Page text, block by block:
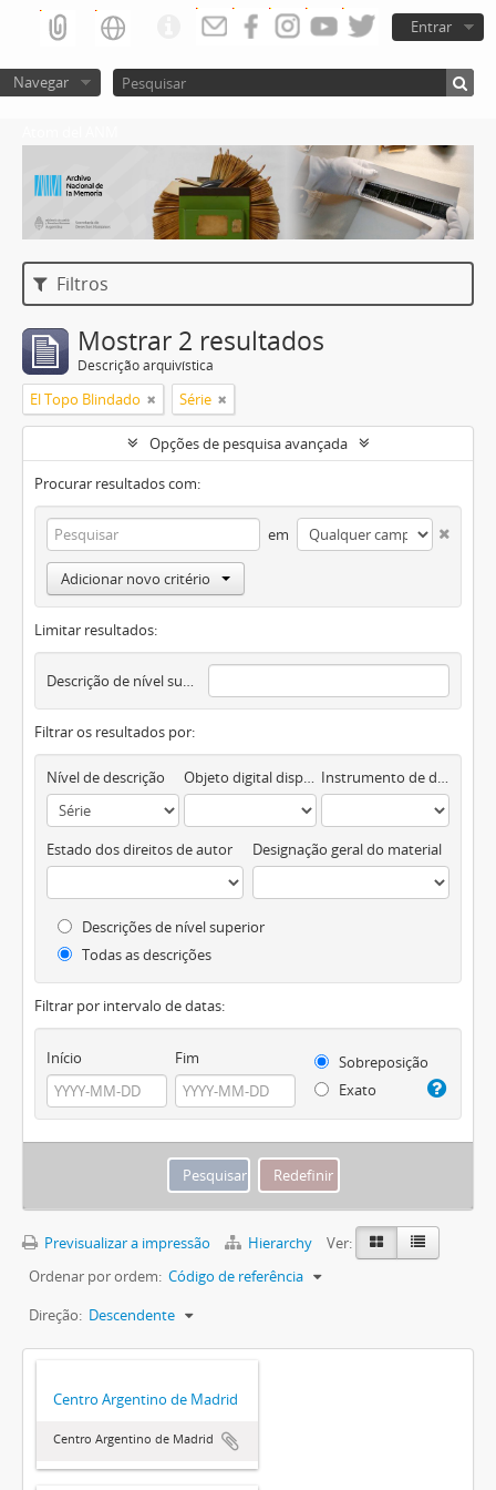
Entrar
Navegar
Filtros
Mostrar 2 resultados
Descrição arquivística
El Topo Blindado Série
Opções de pesquisa avançada
Procurar resultados com:
em
Adicionar novo critério
Limitar resultados:
Descrição de nível superior
Filtrar os resultados por:
Nível de descrição Objeto digital disponível Instrumento de descrição documental
Estado dos direitos de autor Designação geral do material
Descrições de nível superior
Todas as descrições
Filtrar por intervalo de datas:
Início Fim
Sobreposição
Exato
Previsualizar a impressão Hierarchy
Ver:
Ordenar por ordem: Código de referência
Direção: Descendente
Centro Argentino de Madrid
Centro Argentino de Madrid